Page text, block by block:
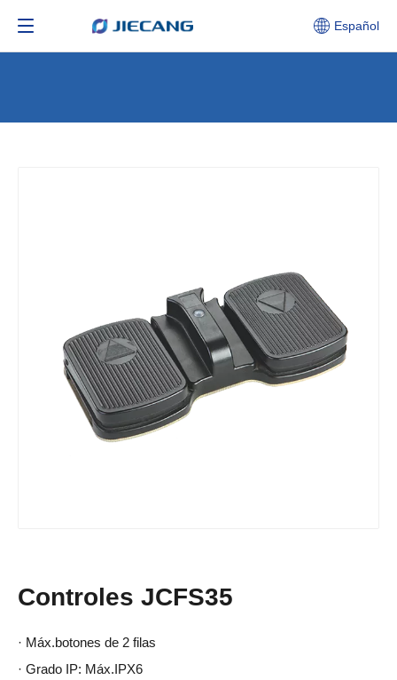
Español
Controles JCFS35
· Máx.botones de 2 filas
· Grado IP: Máx.IPX6